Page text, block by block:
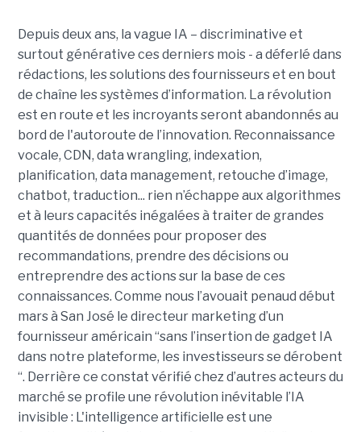
Depuis deux ans, la vague IA – discriminative et
surtout générative ces derniers mois - a déferlé dans
rédactions, les solutions des fournisseurs et en bout
de chaîne les systèmes d’information. La révolution
est en route et les incroyants seront abandonnés au
bord de l'autoroute de l’innovation. Reconnaissance
vocale, CDN, data wrangling, indexation,
planification, data management, retouche d’image,
chatbot, traduction... rien n’échappe aux algorithmes
et à leurs capacités inégalées à traiter de grandes
quantités de données pour proposer des
recommandations, prendre des décisions ou
entreprendre des actions sur la base de ces
connaissances. Comme nous l’avouait penaud début
mars à San José le directeur marketing d’un
fournisseur américain “sans l’insertion de gadget IA
dans notre plateforme, les investisseurs se dérobent
“. Derrière ce constat vérifié chez d’autres acteurs du
marché se profile une révolution inévitable l’IA
invisible : L'intelligence artificielle est une